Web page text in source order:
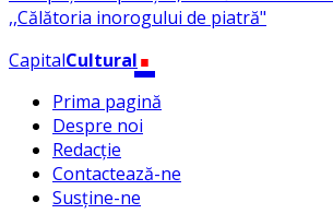
CapitalCultural.
Prima pagină
Despre noi
Redacție
Contactează-ne
Susține-ne